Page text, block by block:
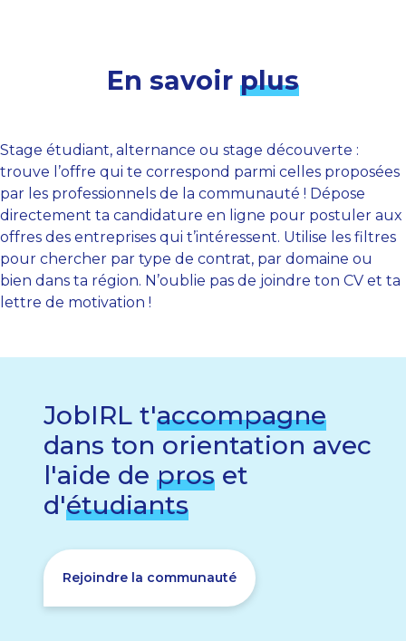
En savoir plus
Stage étudiant, alternance ou stage découverte :
trouve l’offre qui te correspond parmi celles proposées
par les professionnels de la communauté ! Dépose
directement ta candidature en ligne pour postuler aux
offres des entreprises qui t’intéressent. Utilise les filtres
pour chercher par type de contrat, par domaine ou
bien dans ta région. N’oublie pas de joindre ton CV et ta
lettre de motivation !
JobIRL t'accompagne
dans ton orientation avec
l'aide de pros et
d'étudiants
Rejoindre la communauté